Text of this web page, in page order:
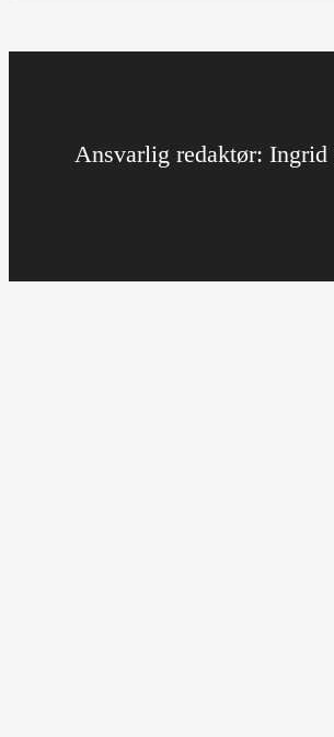
Ansvarlig redaktør: